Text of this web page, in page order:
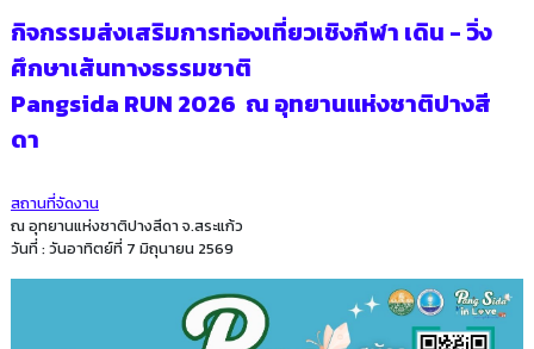
กิจกรรมส่งเสริมการท่องเที่ยวเชิงกีฬา เดิน - วิ่ง
ศึกษาเส้นทางธรรมชาติ
Pangsida RUN 2026 ณ อุทยานแห่งชาติปางสี
ดา
สถานที่จัดงาน
ณ อุทยานแห่งชาติปางสีดา จ.สระแก้ว
วันที่ : วันอาทิตย์ที่ 7 มิถุนายน 2569